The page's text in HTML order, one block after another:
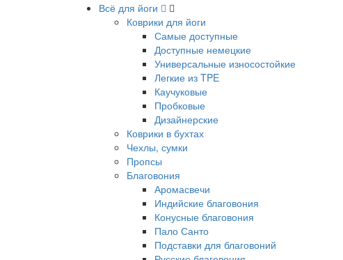
Всё для йоги
Коврики для йоги
Самые доступные
Доступные немецкие
Универсальные износостойкие
Легкие из TPE
Каучуковые
Пробковые
Дизайнерские
Коврики в бухтах
Чехлы, сумки
Пропсы
Благовония
Аромасвечи
Индийские благовония
Конусные благовония
Пало Санто
Подставки для благовоний